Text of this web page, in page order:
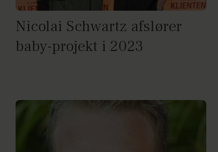
Nicolai Schwartz afslører
baby-projekt i 2023